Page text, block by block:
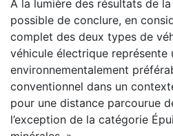
À la lumière des résultats de
possible de conclure, en
complet des deux types de
véhicule électrique représente
environnementalement
conventionnel dans un
pour une distance parcourue
l’exception de la catégorie